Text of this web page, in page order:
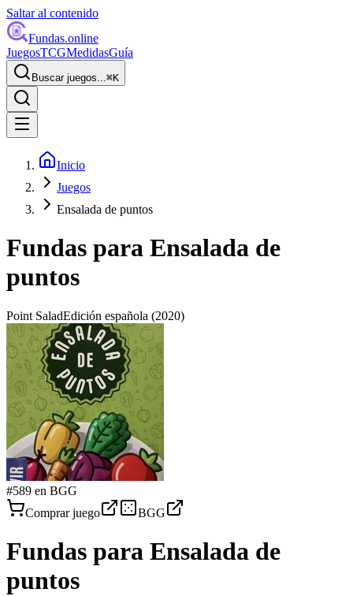
Saltar al contenido
Fundas.online
JuegosTCGMedidasGuía
Buscar juegos...⌘K
Inicio
Juegos
Ensalada de puntos
Fundas para Ensalada de
puntos
Point SaladEdición española (2020)
#589 en BGG
Comprar juego
BGG
Fundas para Ensalada de
puntos